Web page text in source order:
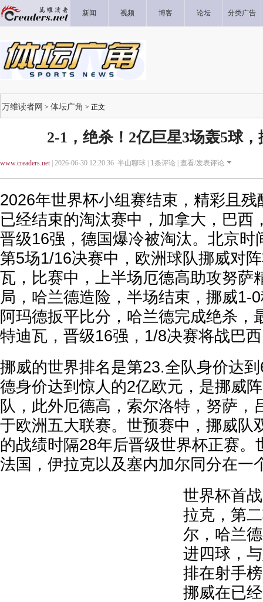
新闻 视频 博客 论坛 分类广告
万维读者网 > 体坛广角 > 正文
2-1，绝杀！2亿巨星3场轰5球
www.creaders.net| 2026-06-30 12:20:36 半山聊球 | 1条评论 | 查看/发表评论
2026年世界杯小组赛结束，精彩且
已经结束的淘汰赛中，加拿大，巴西
晋级16强，德国爆冷被淘汰。北京时
第5场1/16决赛中，欧洲球队挪威对
瓦，比赛中，上半场厄德高助攻努萨
局，哈兰德造险，半场结束，挪威1-
阿玛德扳平比分，哈兰德完成绝杀，
特迪瓦，晋级16强，1/8决赛将战巴
挪威的世界排名是第23.全队身价达
德身价达到惊人的2亿欧元，是挪威
队，此外厄德高，索尔洛特，努萨，
于欧洲五大联赛。世预赛中，挪威队
的战绩时隔28年后晋级世界杯正赛。
法国，伊拉克以及塞内加尔同分在一
世界杯首
拉克，第
尔，哈兰
进四球，
排在射手
挪威在已